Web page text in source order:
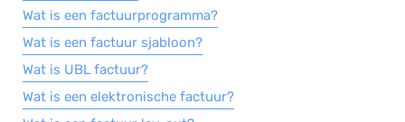
Wat is een factuurprogramma?
Wat is een factuur sjabloon?
Wat is UBL factuur?
Wat is een elektronische factuur?